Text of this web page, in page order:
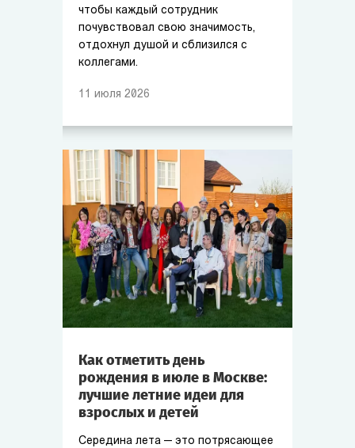
чтобы каждый сотрудник
почувствовал свою значимость,
отдохнул душой и сблизился с
коллегами.
11 июля 2026
Как отметить день
рождения в июле в Москве:
лучшие летние идеи для
взрослых и детей
Середина лета — это потрясающее